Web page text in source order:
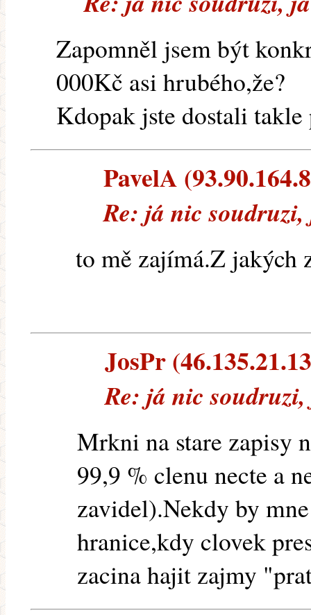
Zapomněl jsem být
000Kč asi hrubého,že?
Kdopak jste dostali takle
PavelA
Re: já nic
to mě zajímá.Z jakých
JosPr
Re: já nic
Mrkni na stare zapisy
99,9 % clenu necte a
zavidel).Nekdy by
hranice,kdy clovek
zacina hajit zajmy